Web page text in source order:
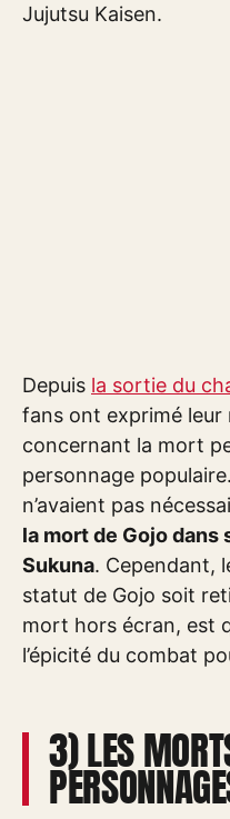
Jujutsu Kaisen.
Depuis la sortie du
fans ont exprimé
concernant la mort
personnage
n’avaient pas
la mort de Gojo
Sukuna. Cependant,
statut de Gojo soit
mort hors écran, est
l’épicité du combat
3) LES